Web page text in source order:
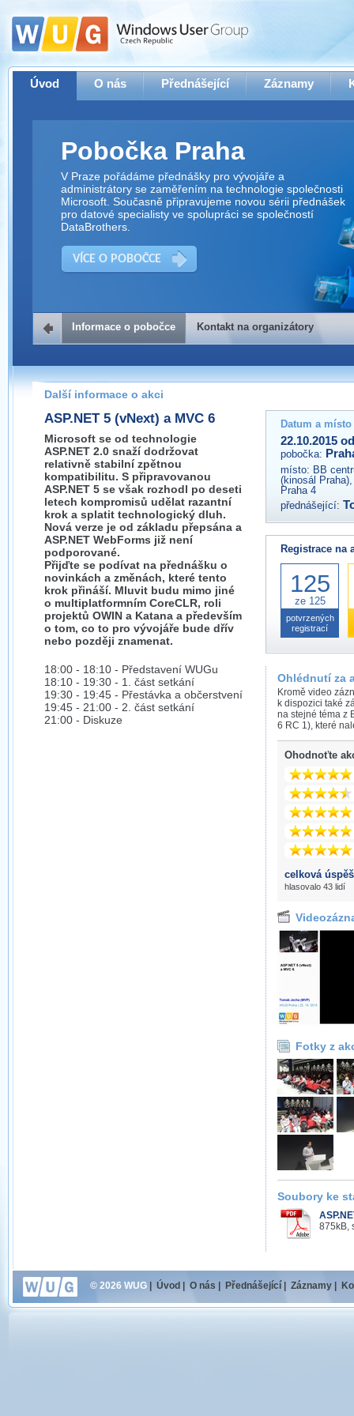
Úvod O nás Přednášející Záznamy
Pobočka Praha
V Praze pořádáme přednášky pro vývojáře a
administrátory se zaměřením na technologie společnosti
Microsoft. Současně připravujeme novou sérii přednášek
pro datové specialisty ve spolupráci se společností
DataBrothers.
VÍCE O POBOČCE
Kontakt na organizátory
Pokud máte jakýkoliv dotaz na organizátory této akce,
prosím neváhejte nás kontaktovat na e-mailu:
praha@wug.cz
Informace o pobočce Kontakt na organizátory
Další informace o akci
ASP.NET 5 (vNext) a MVC 6
Microsoft se od technologie
ASP.NET 2.0 snaží dodržovat
relativně stabilní zpětnou
kompatibilitu. S připravovanou
ASP.NET 5 se však rozhodl po deseti
letech kompromisů udělat razantní
krok a splatit technologický dluh.
Nová verze je od základu přepsána a
ASP.NET WebForms již není
podporované.
Přijďte se podívat na přednášku o
novinkách a změnách, které tento
krok přináší. Mluvit budu mimo jiné
o multiplatformním CoreCLR, roli
projektů OWIN a Katana a především
o tom, co to pro vývojáře bude dřív
nebo později znamenat.
18:00 - 18:10 - Představení WUGu
18:10 - 19:30 - 1. část setkání
19:30 - 19:45 - Přestávka a občerstvení
19:45 - 21:00 - 2. část setkání
21:00 - Diskuze
Datum a
22.10.2015
pobočka:
místo: BB
(kinosál
Praha 4
přednášející:
Registrace na
125
ze 125
potvrzených
registrací
Ohlédnutí za
Kromě video
k dispozici také
na stejné téma z
6 RC 1), které
Ohodnoťte
celková
hlasovalo 43 lidí
Fotky z
Soubory ke
875kB,
© 2026 WUG Úvod O nás Přednášející Záznamy